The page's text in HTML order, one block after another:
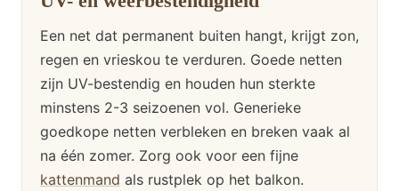
Een net dat permanent buiten hangt, krijgt zon,
regen en vrieskou te verduren. Goede netten
zijn UV-bestendig en houden hun sterkte
minstens 2-3 seizoenen vol. Generieke
goedkope netten verbleken en breken vaak al
na één zomer. Zorg ook voor een fijne
kattenmand als rustplek op het balkon.